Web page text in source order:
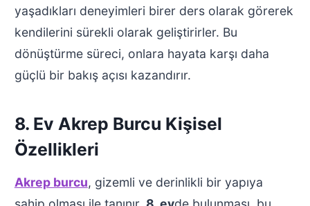
yaşadıkları deneyimleri birer ders olarak görerek
kendilerini sürekli olarak geliştirirler. Bu
dönüştürme süreci, onlara hayata karşı daha
güçlü bir bakış açısı kazandırır.
8. Ev Akrep Burcu Kişisel
Özellikleri
Akrep burcu, gizemli ve derinlikli bir yapıya